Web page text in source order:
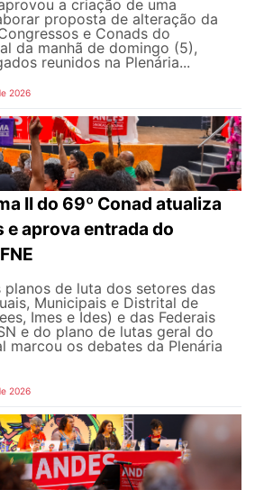
a criação de uma
proposta de alteração da
e Conads do
da manhã de domingo (5),
reunidos na Plenária...
2026
II do 69º Conad atualiza
e aprova entrada do
de luta dos setores das
Municipais e Distrital de
Imes e Ides) e das Federais
e do plano de lutas geral do
marcou os debates da Plenária
2026